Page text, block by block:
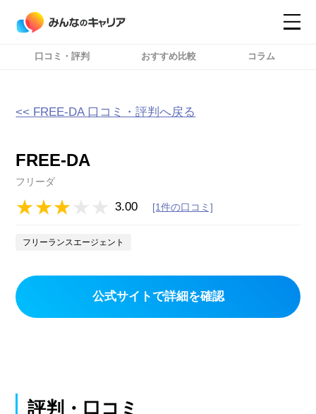
コンテンツ
コンテンツ
口コミ・評判 おすすめ比較 コラム
<< FREE-DA 口コミ・評判へ戻る
FREE-DA
フリーダ
3.00 [1件の口コミ]
フリーランスエージェント
公式サイトで詳細を確認
評判・口コミ